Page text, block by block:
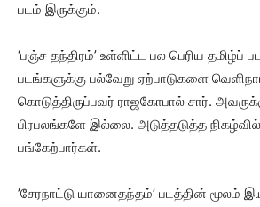
படம் இருக்கும்.
‘பஞ்ச தந்திரம்’ உள்ளிட்ட பல பெரிய தமிழ்ப்
படங்களுக்கு பல்வேறு ஏற்பாடுகளை
கொடுத்திருப்பவர் ராஜகோபால் சார்.
பிரபலங்களே இல்லை. அடுத்தடுத்த
பங்கேற்பார்கள்.
’சேரநாட்டு யானைதந்தம்’ படத்தின் மூலம்